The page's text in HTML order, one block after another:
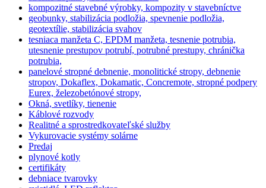
kompozitné stavebné výrobky, kompozity v stavebníctve
geobunky, stabilizácia podložia, spevnenie podložia,
geotextílie, stabilizácia svahov
tesniaca manžeta C, EPDM manžeta, tesnenie potrubia,
utesnenie prestupov potrubí, potrubné prestupy, chránička
potrubia,
panelové stropné debnenie, monolitické stropy, debnenie
stropov, Dokaflex, Dokamatic, Concremote, stropné podpery
Eurex, železobetónové stropy,
Okná, svetlíky, tienenie
Káblové rozvody
Realitné a sprostredkovateľské služby
Vykurovacie systémy solárne
Predaj
plynové kotly
certifikáty
debniace tvarovky